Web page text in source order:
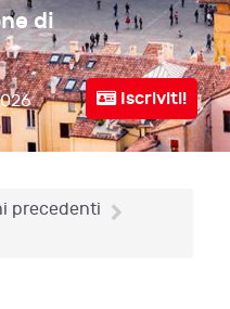
Iscriviti!
di
precedenti